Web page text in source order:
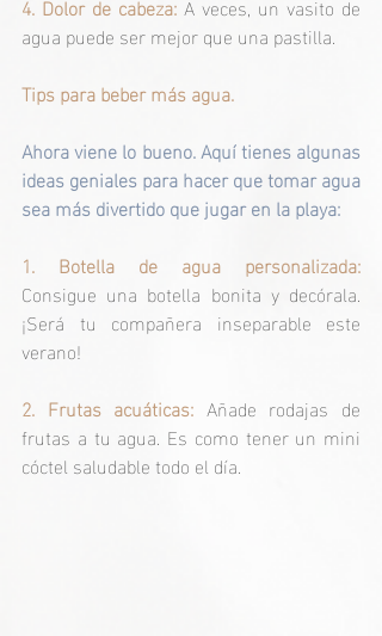
agua puede ser mejor que una pastilla.
Tips para beber más agua.
Ahora viene lo bueno. Aquí tienes algunas
ideas geniales para hacer que tomar agua
sea más divertido que jugar en la playa:
1. Botella de agua personalizada:
Consigue una botella bonita y decórala.
¡Será tu compañera inseparable este
verano!
2. Frutas acuáticas: Añade rodajas de
frutas a tu agua. Es como tener un mini
cóctel saludable todo el día.